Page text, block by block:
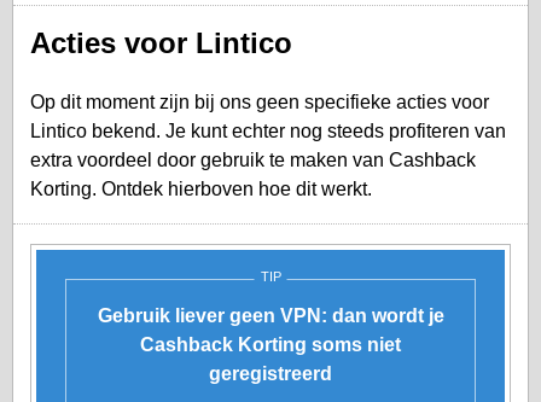
Acties voor Lintico
Op dit moment zijn bij ons geen specifieke acties voor
Lintico bekend. Je kunt echter nog steeds profiteren van
extra voordeel door gebruik te maken van Cashback
Korting. Ontdek hierboven hoe dit werkt.
TIP
Gebruik liever geen VPN: dan wordt je
Cashback Korting soms niet
geregistreerd